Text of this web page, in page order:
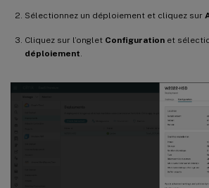
Sélectionnez un déploiement et cliquez sur
Cliquez sur l’onglet Configuration et
déploiement.